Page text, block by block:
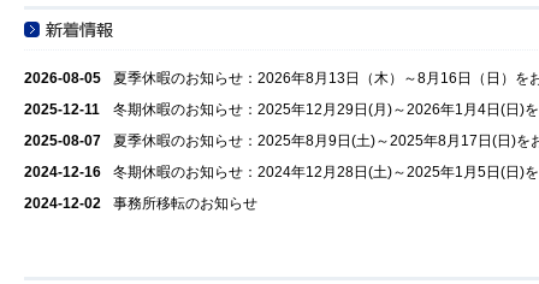
2026-08-05
夏季休暇のお知らせ：2026年8月13日（木）～8月16日（日）を
2025-12-11
冬期休暇のお知らせ：2025年12月29日(月)～2026年1月4日(日)
2025-08-07
夏季休暇のお知らせ：2025年8月9日(土)～2025年8月17日(日)を
2024-12-16
冬期休暇のお知らせ：2024年12月28日(土)～2025年1月5日(日)
2024-12-02
事務所移転のお知らせ